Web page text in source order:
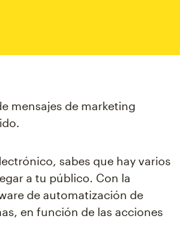
mensajes de marketing
sabes que hay varios
a tu público. Con la
de automatización de
en función de las acciones